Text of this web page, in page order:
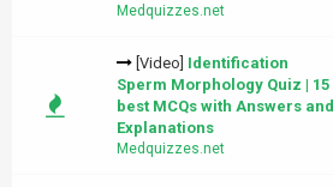
Medquizzes.net
[Video] Identification
Sperm Morphology Quiz | 15
best MCQs with Answers and
Explanations
Medquizzes.net